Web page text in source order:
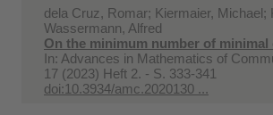
dela Cruz, Romar; Kiermaier, Michael;
Wassermann, Alfred
On the minimum number of
In: Advances in Mathematics of
17 (2023) Heft 2. - S. 333-341
doi:10.3934/amc.2020130 ...